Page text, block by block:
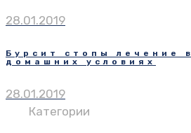
28.01.2019
Бурсит стопы лечение в
домашних условиях
28.01.2019
Категории